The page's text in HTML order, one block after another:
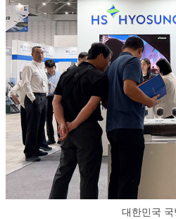
대한민국